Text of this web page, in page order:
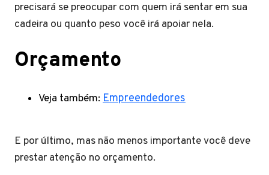
precisará se preocupar com quem irá sentar em sua
cadeira ou quanto peso você irá apoiar nela.
Orçamento
Veja também: Empreendedores
E por último, mas não menos importante você deve
prestar atenção no orçamento.